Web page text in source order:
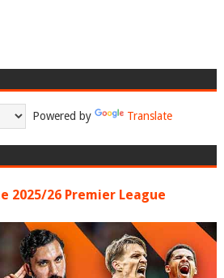
Powered by Translate
2025/26 Premier League